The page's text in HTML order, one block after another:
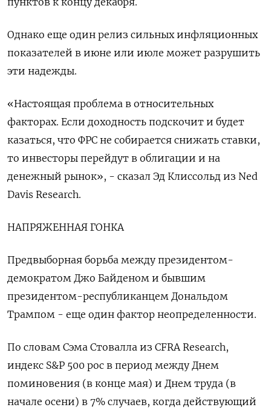
Однако еще один релиз сильных инфляционных
показателей в июне или июле может разрушить
эти надежды.
«Настоящая проблема в относительных
факторах. Если доходность подскочит и будет
казаться, что ФРС не собирается снижать ставки,
то инвесторы перейдут в облигации и на
денежный рынок», - сказал Эд Клиссольд из Ned
Davis Research.
НАПРЯЖЕННАЯ ГОНКА
Предвыборная борьба между президентом-
демократом Джо Байденом и бывшим
президентом-республиканцем Дональдом
Трампом - еще один фактор неопределенности.
По словам Сэма Стовалла из CFRA Research,
индекс S&P 500 рос в период между Днем
поминовения (в конце мая) и Днем труда (в
начале осени) в 7% случаев, когда действующий